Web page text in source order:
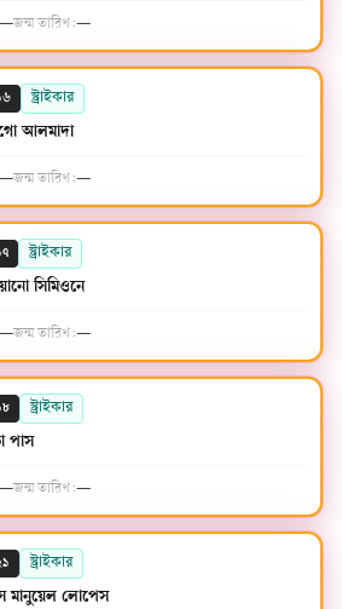
—জন্ম তারিখ:—
স্ট্রাইকার
আলমাদা
—জন্ম তারিখ:—
স্ট্রাইকার
সিমিওনে
—জন্ম তারিখ:—
স্ট্রাইকার
পাস
—জন্ম তারিখ:—
স্ট্রাইকার
মানুয়েল লোপেস